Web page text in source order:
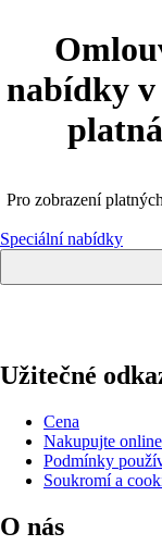
nabídky
Pro zobrazení
Speciální nabídky
Užitečné
Cena
Nakupujte
Podmínky
Soukromí a
O nás